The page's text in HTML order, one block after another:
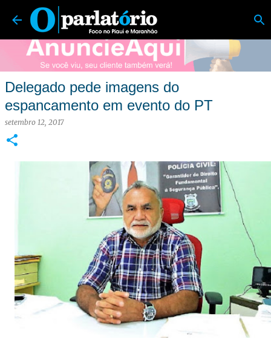
Pular para o conteúdo principal
O Parlatório | Foco no Piauí e Maranhão
Delegado pede imagens do
espancamento em evento do PT
setembro 12, 2017